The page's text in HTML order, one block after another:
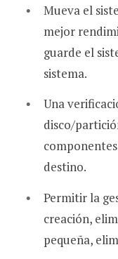
Mueva el
mejor
guarde el
sistema.
Una
disco/
destino.
Permitir la
creación,
pequeña,